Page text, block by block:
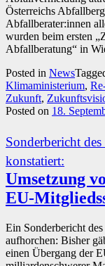
Österreichs
Abfallberater:innen
wurden beim ersten
Abfallberatung“ in
Posted in News
Klimaministerium,
Zukunft,
Posted on 18.
Sonderbericht
konstatiert:
Umsetzung
EU-
Ein Sonderbericht
aufhorchen: Bisher
einen Übergang der